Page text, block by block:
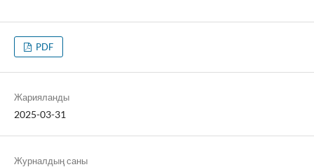
PDF
Жарияланды
2025-03-31
Журналдың саны